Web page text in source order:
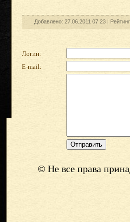
Добавлено: 27.06.2011 07:23 |
Логин:
E-mail:
© Не все права